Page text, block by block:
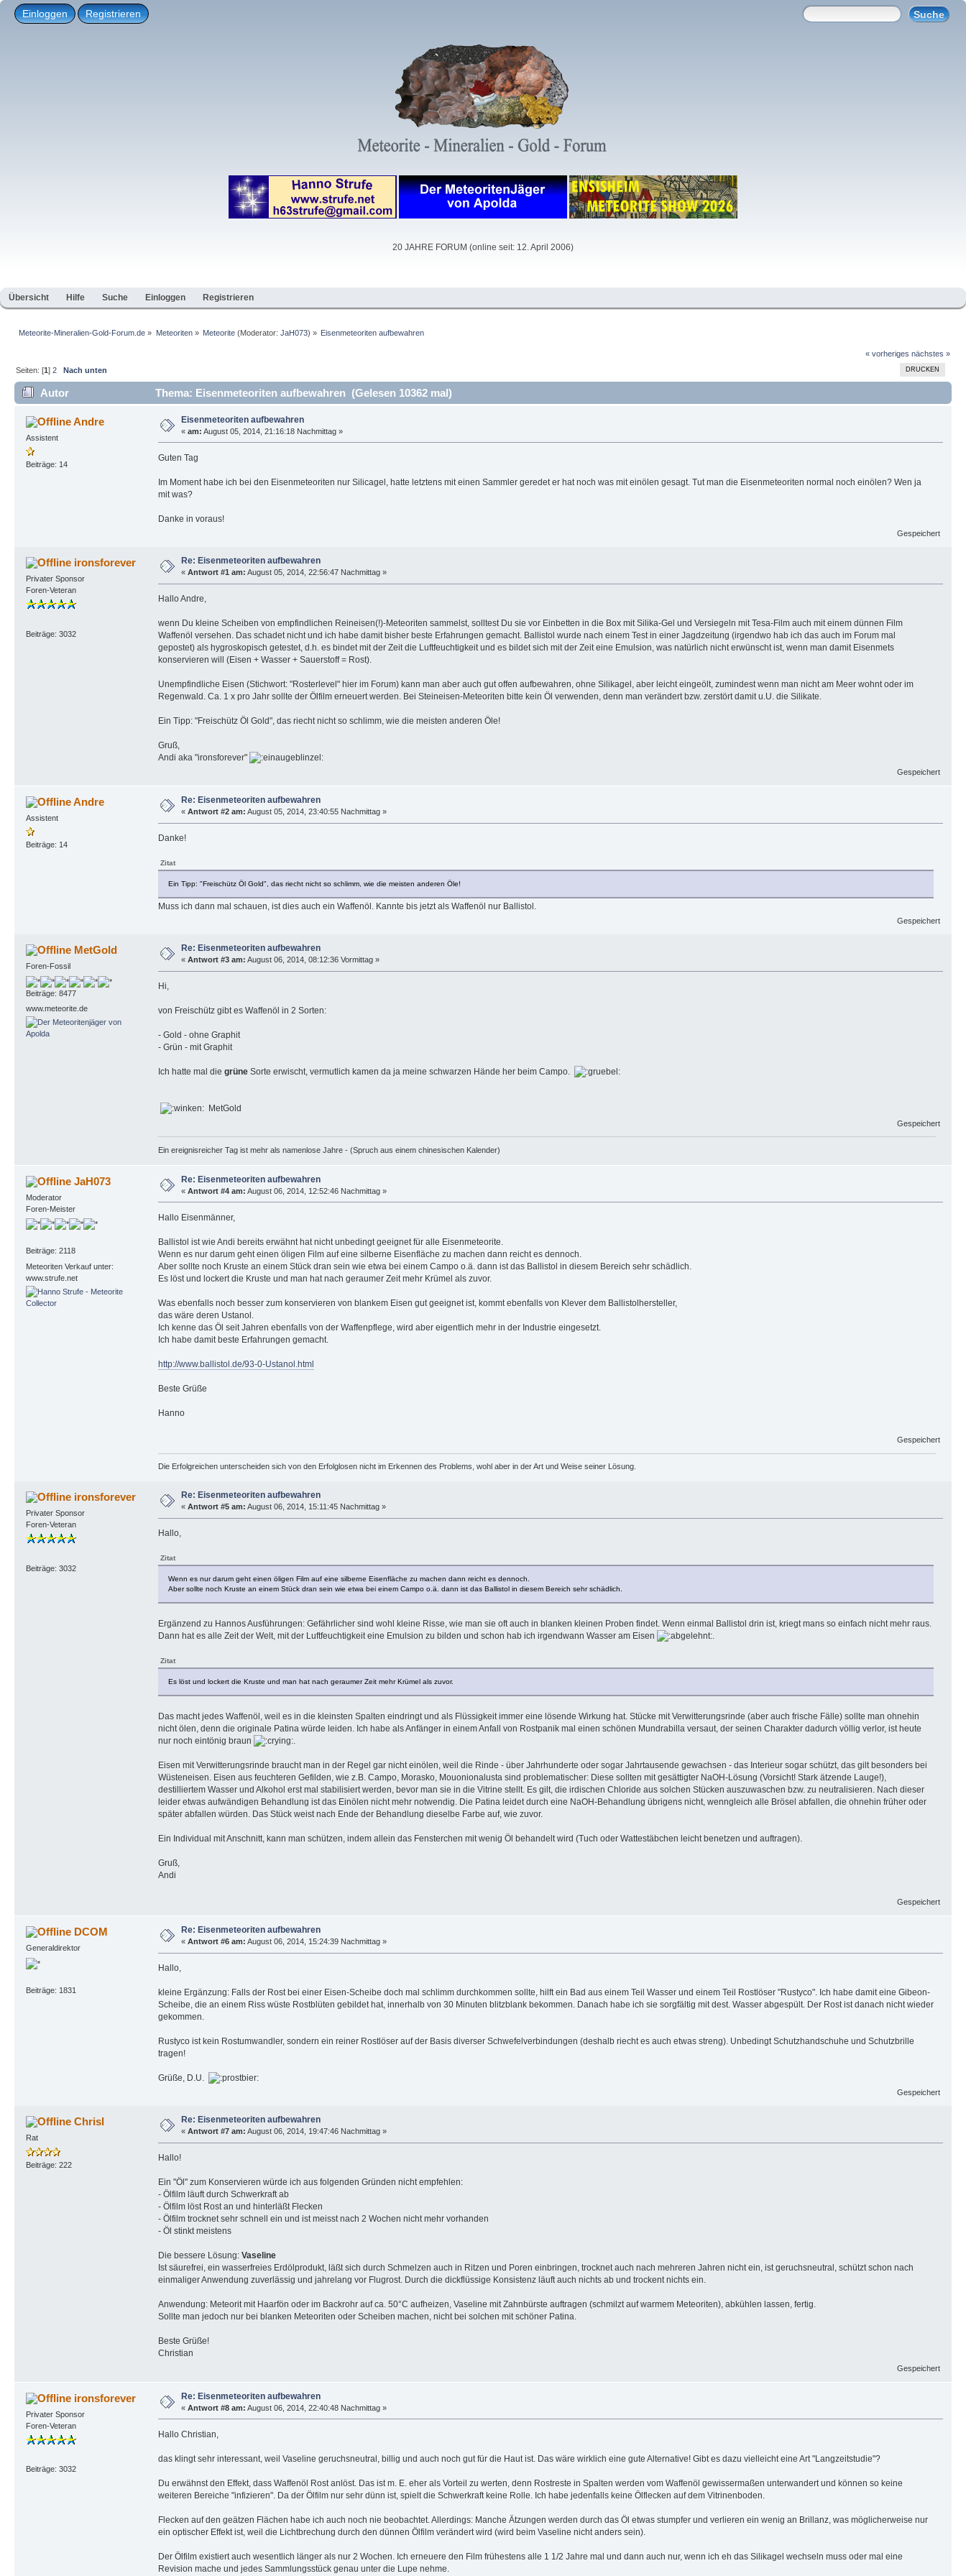
Einloggen Registrieren
20 JAHRE FORUM (online seit: 12. April 2006)
Übersicht Hilfe Suche Einloggen Registrieren
Meteorite-Mineralien-Gold-Forum.de » Meteoriten» Meteorite(Moderator: JaH073) » Eisenmeteoriten aufbewahren
« vorheriges nächstes »
DRUCKEN
Seiten: [1]2 Nach unten
Autor Thema: Eisenmeteoriten aufbewahren (Gelesen 10362 mal)
Andre
Assistent
Beiträge: 14
Eisenmeteoriten aufbewahren
« am: August 05, 2014, 21:16:18 Nachmittag »
Guten Tag
Im Moment habe ich bei den Eisenmeteoriten nur Silicagel, hatte letztens mit einen Sammler geredet er hat noch was mit einölen gesagt. Tut man die Eisenmeteoriten normal noch einölen? Wen ja
mit was?
Danke in voraus!
Gespeichert
ironsforever
Privater Sponsor
Foren-Veteran
Beiträge: 3032
Re: Eisenmeteoriten aufbewahren
« Antwort #1 am: August 05, 2014, 22:56:47 Nachmittag »
Hallo Andre,
wenn Du kleine Scheiben von empfindlichen Reineisen(!)-Meteoriten sammelst, solltest Du sie vor Einbetten in die Box mit Silika-Gel und Versiegeln mit Tesa-Film auch mit einem dünnen Film
Waffenöl versehen. Das schadet nicht und ich habe damit bisher beste Erfahrungen gemacht. Ballistol wurde nach einem Test in einer Jagdzeitung (irgendwo hab ich das auch im Forum mal
gepostet) als hygroskopisch getestet, d.h. es bindet mit der Zeit die Luftfeuchtigkeit und es bildet sich mit der Zeit eine Emulsion, was natürlich nicht erwünscht ist, wenn man damit Eisenmets
konservieren will (Eisen + Wasser + Sauerstoff = Rost).
Unempfindliche Eisen (Stichwort: "Rosterlevel" hier im Forum) kann man aber auch gut offen aufbewahren, ohne Silikagel, aber leicht eingeölt, zumindest wenn man nicht am Meer wohnt oder im
Regenwald. Ca. 1 x pro Jahr sollte der Ölfilm erneuert werden. Bei Steineisen-Meteoriten bitte kein Öl verwenden, denn man verändert bzw. zerstört damit u.U. die Silikate.
Ein Tipp: "Freischütz Öl Gold", das riecht nicht so schlimm, wie die meisten anderen Öle!
Gruß,
Andi aka "ironsforever"
Gespeichert
Andre
Assistent
Beiträge: 14
Re: Eisenmeteoriten aufbewahren
« Antwort #2 am: August 05, 2014, 23:40:55 Nachmittag »
Danke!
Zitat
Ein Tipp: "Freischütz Öl Gold", das riecht nicht so schlimm, wie die meisten anderen Öle!
Muss ich dann mal schauen, ist dies auch ein Waffenöl. Kannte bis jetzt als Waffenöl nur Ballistol.
Gespeichert
MetGold
Foren-Fossil
Beiträge: 8477
www.meteorite.de
Re: Eisenmeteoriten aufbewahren
« Antwort #3 am: August 06, 2014, 08:12:36 Vormittag »
Hi,
von Freischütz gibt es Waffenöl in 2 Sorten:
- Gold - ohne Graphit
- Grün - mit Graphit
Ich hatte mal die grüneSorte erwischt, vermutlich kamen da ja meine schwarzen Hände her beim Campo.
MetGold
Gespeichert
Ein ereignisreicher Tag ist mehr als namenlose Jahre - (Spruch aus einem chinesischen Kalender)
JaH073
Moderator
Foren-Meister
Beiträge: 2118
Meteoriten Verkauf unter:
www.strufe.net
Re: Eisenmeteoriten aufbewahren
« Antwort #4 am: August 06, 2014, 12:52:46 Nachmittag »
Hallo Eisenmänner,
Ballistol ist wie Andi bereits erwähnt hat nicht unbedingt geeignet für alle Eisenmeteorite.
Wenn es nur darum geht einen öligen Film auf eine silberne Eisenfläche zu machen dann reicht es dennoch.
Aber sollte noch Kruste an einem Stück dran sein wie etwa bei einem Campo o.ä. dann ist das Ballistol in diesem Bereich sehr schädlich.
Es löst und lockert die Kruste und man hat nach geraumer Zeit mehr Krümel als zuvor.
Was ebenfalls noch besser zum konservieren von blankem Eisen gut geeignet ist, kommt ebenfalls von Klever dem Ballistolhersteller,
das wäre deren Ustanol.
Ich kenne das Öl seit Jahren ebenfalls von der Waffenpflege, wird aber eigentlich mehr in der Industrie eingesetzt.
Ich habe damit beste Erfahrungen gemacht.
http://www.ballistol.de/93-0-Ustanol.html
Beste Grüße
Hanno
Gespeichert
Die Erfolgreichen unterscheiden sich von den Erfolglosen nicht im Erkennen des Problems, wohl aber in der Art und Weise seiner Lösung.
ironsforever
Privater Sponsor
Foren-Veteran
Beiträge: 3032
Re: Eisenmeteoriten aufbewahren
« Antwort #5 am: August 06, 2014, 15:11:45 Nachmittag »
Hallo,
Zitat
Wenn es nur darum geht einen öligen Film auf eine silberne Eisenfläche zu machen dann reicht es dennoch.
Aber sollte noch Kruste an einem Stück dran sein wie etwa bei einem Campo o.ä. dann ist das Ballistol in diesem Bereich sehr schädlich.
Ergänzend zu Hannos Ausführungen: Gefährlicher sind wohl kleine Risse, wie man sie oft auch in blanken kleinen Proben findet. Wenn einmal Ballistol drin ist, kriegt mans so einfach nicht mehr raus.
Dann hat es alle Zeit der Welt, mit der Luftfeuchtigkeit eine Emulsion zu bilden und schon hab ich irgendwann Wasser am Eisen
.
Zitat
Es löst und lockert die Kruste und man hat nach geraumer Zeit mehr Krümel als zuvor.
Das macht jedes Waffenöl, weil es in die kleinsten Spalten eindringt und als Flüssigkeit immer eine lösende Wirkung hat. Stücke mit Verwitterungsrinde (aber auch frische Fälle) sollte man ohnehin
nicht ölen, denn die originale Patina würde leiden. Ich habe als Anfänger in einem Anfall von Rostpanik mal einen schönen Mundrabilla versaut, der seinen Charakter dadurch völlig verlor, ist heute
nur noch eintönig braun
.
Eisen mit Verwitterungsrinde braucht man in der Regel gar nicht einölen, weil die Rinde - über Jahrhunderte oder sogar Jahrtausende gewachsen - das Interieur sogar schützt, das gilt besonders bei
Wüsteneisen. Eisen aus feuchteren Gefilden, wie z.B. Campo, Morasko, Mouonionalusta sind problematischer: Diese sollten mit gesättigter NaOH-Lösung (Vorsicht! Stark ätzende Lauge!),
destilliertem Wasser und Alkohol erst mal stabilisiert werden, bevor man sie in die Vitrine stellt. Es gilt, die irdischen Chloride aus solchen Stücken auszuwaschen bzw. zu neutralisieren. Nach dieser
leider etwas aufwändigen Behandlung ist das Einölen nicht mehr notwendig. Die Patina leidet durch eine NaOH-Behandlung übrigens nicht, wenngleich alle Brösel abfallen, die ohnehin früher oder
später abfallen würden. Das Stück weist nach Ende der Behandlung dieselbe Farbe auf, wie zuvor.
Ein Individual mit Anschnitt, kann man schützen, indem allein das Fensterchen mit wenig Öl behandelt wird (Tuch oder Wattestäbchen leicht benetzen und auftragen).
Gruß,
Andi
Gespeichert
DCOM
Generaldirektor
Beiträge: 1831
Re: Eisenmeteoriten aufbewahren
« Antwort #6 am: August 06, 2014, 15:24:39 Nachmittag »
Hallo,
kleine Ergänzung: Falls der Rost bei einer Eisen-Scheibe doch mal schlimm durchkommen sollte, hilft ein Bad aus einem Teil Wasser und einem Teil Rostlöser "Rustyco". Ich habe damit eine Gibeon-
Scheibe, die an einem Riss wüste Rostblüten gebildet hat, innerhalb von 30 Minuten blitzblank bekommen. Danach habe ich sie sorgfältig mit dest. Wasser abgespült. Der Rost ist danach nicht wieder
gekommen.
Rustyco ist kein Rostumwandler, sondern ein reiner Rostlöser auf der Basis diverser Schwefelverbindungen (deshalb riecht es auch etwas streng). Unbedingt Schutzhandschuhe und Schutzbrille
tragen!
Grüße, D.U.
Gespeichert
Chrisl
Rat
Beiträge: 222
Re: Eisenmeteoriten aufbewahren
« Antwort #7 am: August 06, 2014, 19:47:46 Nachmittag »
Hallo!
Ein "Öl" zum Konservieren würde ich aus folgenden Gründen nicht empfehlen:
- Ölfilm läuft durch Schwerkraft ab
- Ölfilm löst Rost an und hinterläßt Flecken
- Ölfilm trocknet sehr schnell ein und ist meisst nach 2 Wochen nicht mehr vorhanden
- Öl stinkt meistens
Die bessere Lösung: Vaseline
Ist säurefrei, ein wasserfreies Erdölprodukt, läßt sich durch Schmelzen auch in Ritzen und Poren einbringen, trocknet auch nach mehreren Jahren nicht ein, ist geruchsneutral, schützt schon nach
einmaliger Anwendung zuverlässig und jahrelang vor Flugrost. Durch die dickflüssige Konsistenz läuft auch nichts ab und trockent nichts ein.
Anwendung: Meteorit mit Haarfön oder im Backrohr auf ca. 50°C aufheizen, Vaseline mit Zahnbürste auftragen (schmilzt auf warmem Meteoriten), abkühlen lassen, fertig.
Sollte man jedoch nur bei blanken Meteoriten oder Scheiben machen, nicht bei solchen mit schöner Patina.
Beste Grüße!
Christian
Gespeichert
ironsforever
Privater Sponsor
Foren-Veteran
Beiträge: 3032
Re: Eisenmeteoriten aufbewahren
« Antwort #8 am: August 06, 2014, 22:40:48 Nachmittag »
Hallo Christian,
das klingt sehr interessant, weil Vaseline geruchsneutral, billig und auch noch gut für die Haut ist. Das wäre wirklich eine gute Alternative! Gibt es dazu vielleicht eine Art "Langzeitstudie"?
Du erwähnst den Effekt, dass Waffenöl Rost anlöst. Das ist m. E. eher als Vorteil zu werten, denn Rostreste in Spalten werden vom Waffenöl gewissermaßen unterwandert und können so keine
weiteren Bereiche "infizieren". Da der Ölfilm nur sehr dünn ist, spielt die Schwerkraft keine Rolle. Ich habe jedenfalls keine Ölflecken auf dem Vitrinenboden.
Flecken auf den geätzen Flächen habe ich auch noch nie beobachtet. Allerdings: Manche Ätzungen werden durch das Öl etwas stumpfer und verlieren ein wenig an Brillanz, was möglicherweise nur
ein optischer Effekt ist, weil die Lichtbrechung durch den dünnen Ölfilm verändert wird (wird beim Vaseline nicht anders sein).
Der Ölfilm existiert auch wesentlich länger als nur 2 Wochen. Ich erneuere den Film frühestens alle 1 1/2 Jahre mal und dann auch nur, wenn ich eh das Silikagel wechseln muss oder mal eine
Revision mache und jedes Sammlungsstück genau unter die Lupe nehme.